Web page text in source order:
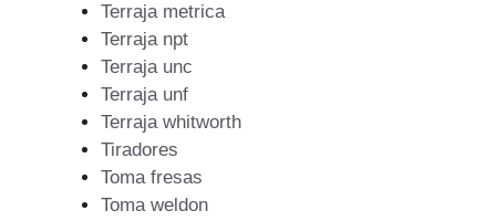
Terraja metrica
Terraja npt
Terraja unc
Terraja unf
Terraja whitworth
Tiradores
Toma fresas
Toma weldon